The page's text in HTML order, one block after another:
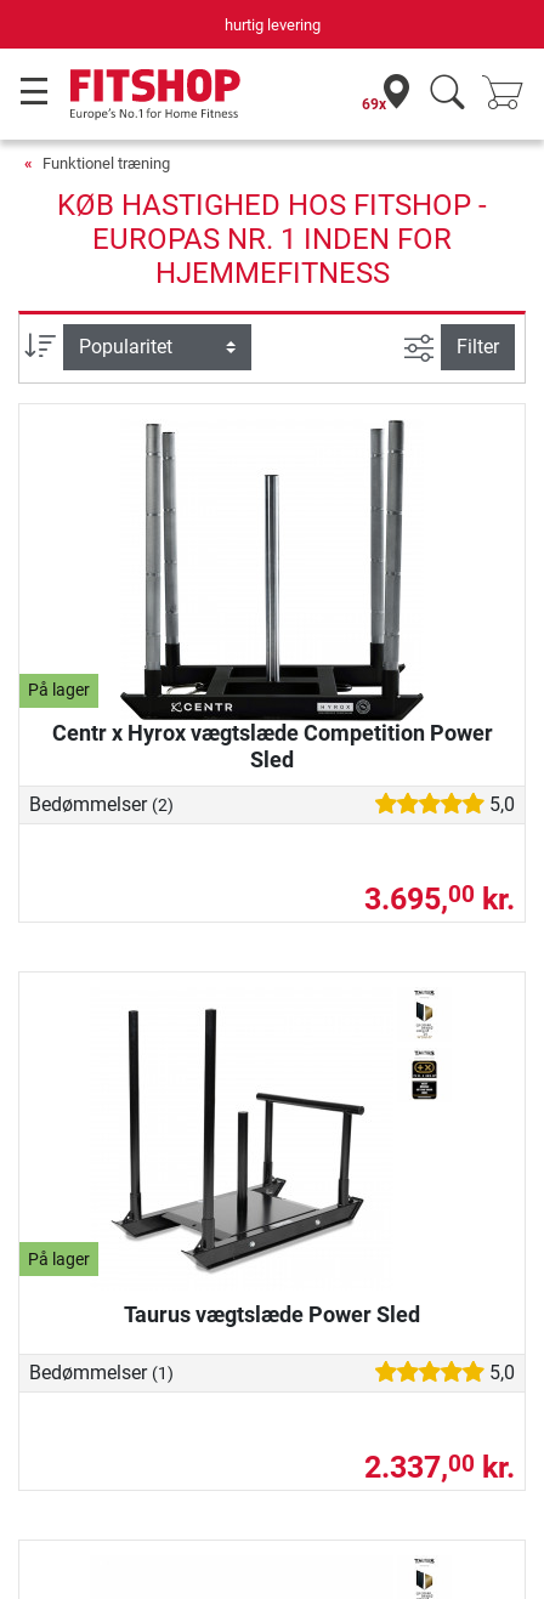
hurtig levering
69x
Funktionel træning
KØB HASTIGHED HOS FITSHOP -
EUROPAS NR. 1 INDEN FOR
HJEMMEFITNESS
sortering Avanceret
Filter
På lager
Centr x Hyrox vægtslæde Competition Power
Sled
Bedømmelser (2) 5,0
3.695,00 kr.
På lager
Taurus vægtslæde Power Sled
Bedømmelser (1) 5,0
2.337,00 kr.